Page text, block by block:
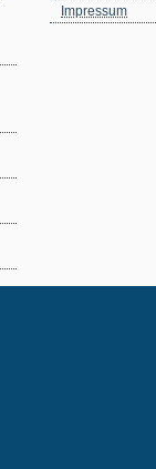
Impressum